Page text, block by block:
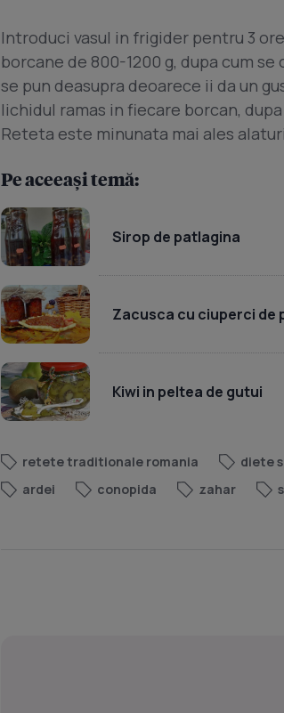
Introduci vasul in frigider pentru 3
borcane de 800-1200 g, dupa cum
se pun deasupra deoarece ii da un
lichidul ramas in fiecare borcan,
Reteta este minunata mai ales
Pe aceeași temă:
Sirop de patlagina
Zacusca cu ciuperci de
Kiwi in peltea de gutui
retete traditionale romania diete
ardei
conopida zahar